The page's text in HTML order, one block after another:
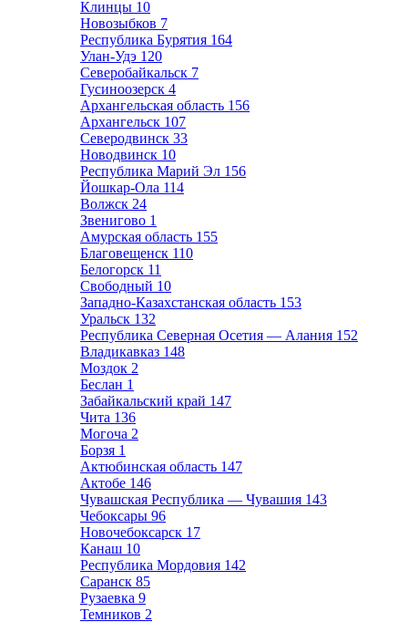
Клинцы 10
Новозыбков 7
Республика Бурятия 164
Улан-Удэ 120
Северобайкальск 7
Гусиноозерск 4
Архангельская область 156
Архангельск 107
Северодвинск 33
Новодвинск 10
Республика Марий Эл 156
Йошкар-Ола 114
Волжск 24
Звенигово 1
Амурская область 155
Благовещенск 110
Белогорск 11
Свободный 10
Западно-Казахстанская область 153
Уральск 132
Республика Северная Осетия — Алания 152
Владикавказ 148
Моздок 2
Беслан 1
Забайкальский край 147
Чита 136
Могоча 2
Борзя 1
Актюбинская область 147
Актобе 146
Чувашская Республика — Чувашия 143
Чебоксары 96
Новочебоксарск 17
Канаш 10
Республика Мордовия 142
Саранск 85
Рузаевка 9
Темников 2